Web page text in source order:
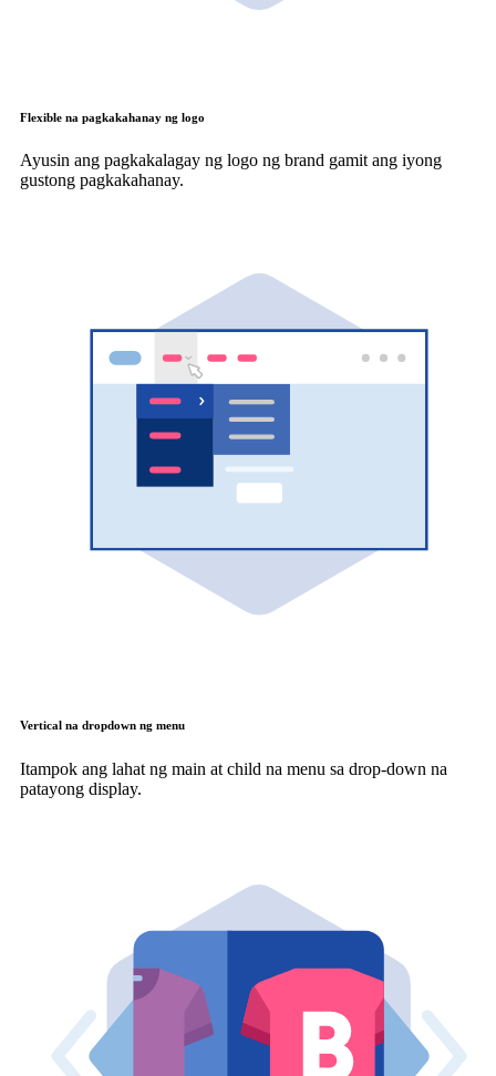
Flexible na pagkakahanay ng logo
Ayusin ang pagkakalagay ng logo ng brand gamit ang iyong
gustong pagkakahanay.
Vertical na dropdown ng menu
Itampok ang lahat ng main at child na menu sa drop-down na
patayong display.